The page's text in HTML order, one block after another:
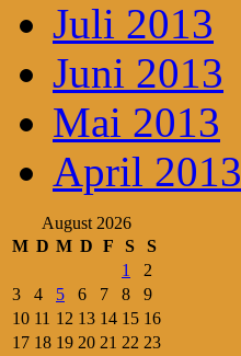
Juli 2013
Juni 2013
Mai 2013
April 2013
August 2026
M D M D F S
S
1
2
3
4 5 6 7 8
9
10 11 12 13 14 15 16
17 18 19 20 21 22 23